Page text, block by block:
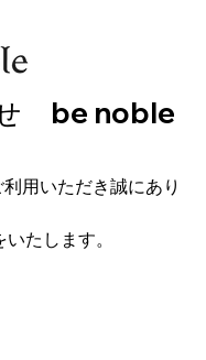
be noble
用いただき誠にあり
たします。